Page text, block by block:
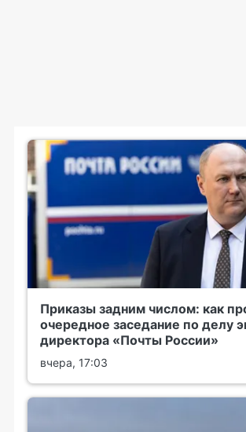
Приказы задним числом: как
очередное заседание по делу
директора «Почты России»
вчера, 17:03